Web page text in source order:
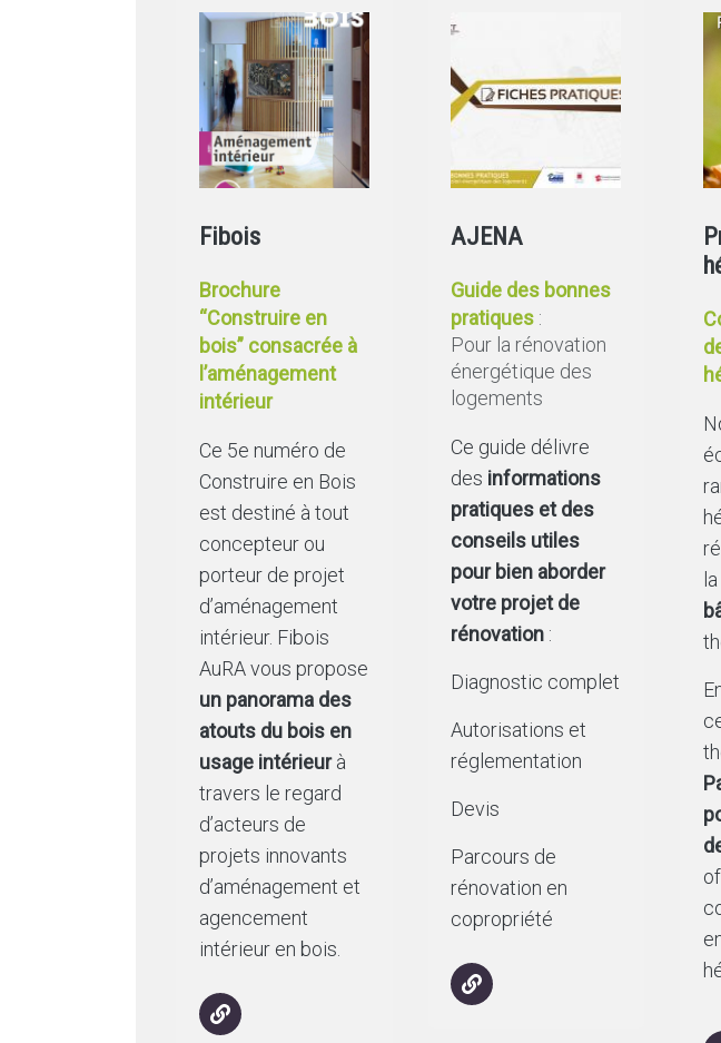
Fibois
Brochure
“Construire en
bois” consacrée à
l’aménagement
intérieur
Ce 5e numéro de
Construire en Bois
est destiné à tout
concepteur ou
porteur de projet
d’aménagement
intérieur. Fibois
AuRA vous propose
un panorama des
atouts du bois en
usage intérieurà
travers le regard
d’acteurs de
projets innovants
d’aménagement et
agencement
intérieur en bois.
AJENA
Guide des bonnes
pratiques :
Pour la rénovation
énergétique des
logements
Ce guide délivre
des informations
pratiques et des
conseils utiles
pour bien aborder
votre projet de
rénovation :
Diagnostic complet
Autorisations et
réglementation
Devis
Parcours de
rénovation en
copropriété
la